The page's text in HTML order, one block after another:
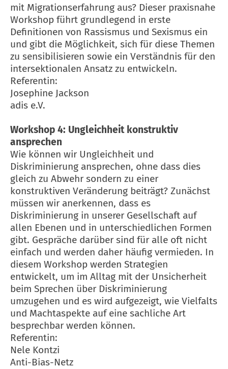
mit Migrationserfahrung aus? Dieser praxisnahe
Workshop führt grundlegend in erste
Definitionen von Rassismus und Sexismus ein
und gibt die Möglichkeit, sich für diese Themen
zu sensibilisieren sowie ein Verständnis für den
intersektionalen Ansatz zu entwickeln.
Referentin:
Josephine Jackson
adis e.V.
Workshop 4: Ungleichheit konstruktiv
ansprechen
Wie können wir Ungleichheit und
Diskriminierung ansprechen, ohne dass dies
gleich zu Abwehr sondern zu einer
konstruktiven Veränderung beiträgt? Zunächst
müssen wir anerkennen, dass es
Diskriminierung in unserer Gesellschaft auf
allen Ebenen und in unterschiedlichen Formen
gibt. Gespräche darüber sind für alle oft nicht
einfach und werden daher häufig vermieden. In
diesem Workshop werden Strategien
entwickelt, um im Alltag mit der Unsicherheit
beim Sprechen über Diskriminierung
umzugehen und es wird aufgezeigt, wie Vielfalts
und Machtaspekte auf eine sachliche Art
besprechbar werden können.
Referentin:
Nele Kontzi
Anti-Bias-Netz